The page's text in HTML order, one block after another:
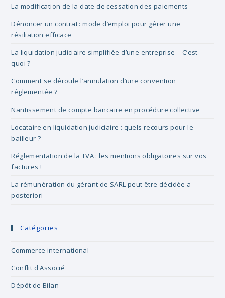
La modification de la date de cessation des paiements
Dénoncer un contrat : mode d’emploi pour gérer une
résiliation efficace
La liquidation judiciaire simplifiée d’une entreprise – C’est
quoi ?
Comment se déroule l’annulation d’une convention
réglementée ?
Nantissement de compte bancaire en procédure collective
Locataire en liquidation judiciaire : quels recours pour le
bailleur ?
Réglementation de la TVA : les mentions obligatoires sur vos
factures !
La rémunération du gérant de SARL peut être décidée a
posteriori
Catégories
Commerce international
Conflit d'Associé
Dépôt de Bilan